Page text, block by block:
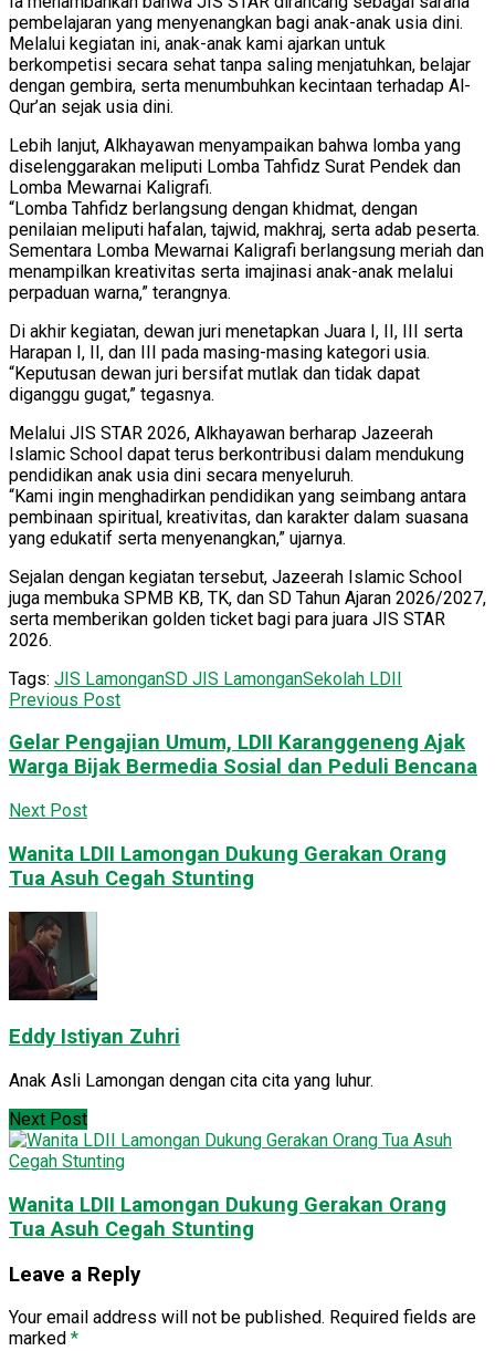
pembelajaran yang menyenangkan bagi anak-anak usia dini.
Melalui kegiatan ini, anak-anak kami ajarkan untuk
berkompetisi secara sehat tanpa saling menjatuhkan, belajar
dengan gembira, serta menumbuhkan kecintaan terhadap Al-
Qur’an sejak usia dini.
Lebih lanjut, Alkhayawan menyampaikan bahwa lomba yang
diselenggarakan meliputi Lomba Tahfidz Surat Pendek dan
Lomba Mewarnai Kaligrafi.
“Lomba Tahfidz berlangsung dengan khidmat, dengan
penilaian meliputi hafalan, tajwid, makhraj, serta adab peserta.
Sementara Lomba Mewarnai Kaligrafi berlangsung meriah dan
menampilkan kreativitas serta imajinasi anak-anak melalui
perpaduan warna,” terangnya.
Di akhir kegiatan, dewan juri menetapkan Juara I, II, III serta
Harapan I, II, dan III pada masing-masing kategori usia.
“Keputusan dewan juri bersifat mutlak dan tidak dapat
diganggu gugat,” tegasnya.
Melalui JIS STAR 2026, Alkhayawan berharap Jazeerah
Islamic School dapat terus berkontribusi dalam mendukung
pendidikan anak usia dini secara menyeluruh.
“Kami ingin menghadirkan pendidikan yang seimbang antara
pembinaan spiritual, kreativitas, dan karakter dalam suasana
yang edukatif serta menyenangkan,” ujarnya.
Sejalan dengan kegiatan tersebut, Jazeerah Islamic School
juga membuka SPMB KB, TK, dan SD Tahun Ajaran 2026/2027,
serta memberikan golden ticket bagi para juara JIS STAR
2026.
Tags: JIS LamonganSD JIS LamonganSekolah LDII
Previous Post
Gelar Pengajian Umum, LDII Karanggeneng Ajak
Warga Bijak Bermedia Sosial dan Peduli Bencana
Next Post
Wanita LDII Lamongan Dukung Gerakan Orang
Tua Asuh Cegah Stunting
Eddy Istiyan Zuhri
Anak Asli Lamongan dengan cita cita yang luhur.
Next Post
Wanita LDII Lamongan Dukung Gerakan Orang
Tua Asuh Cegah Stunting
Leave a Reply
Your email address will not be published. Required fields are
marked *